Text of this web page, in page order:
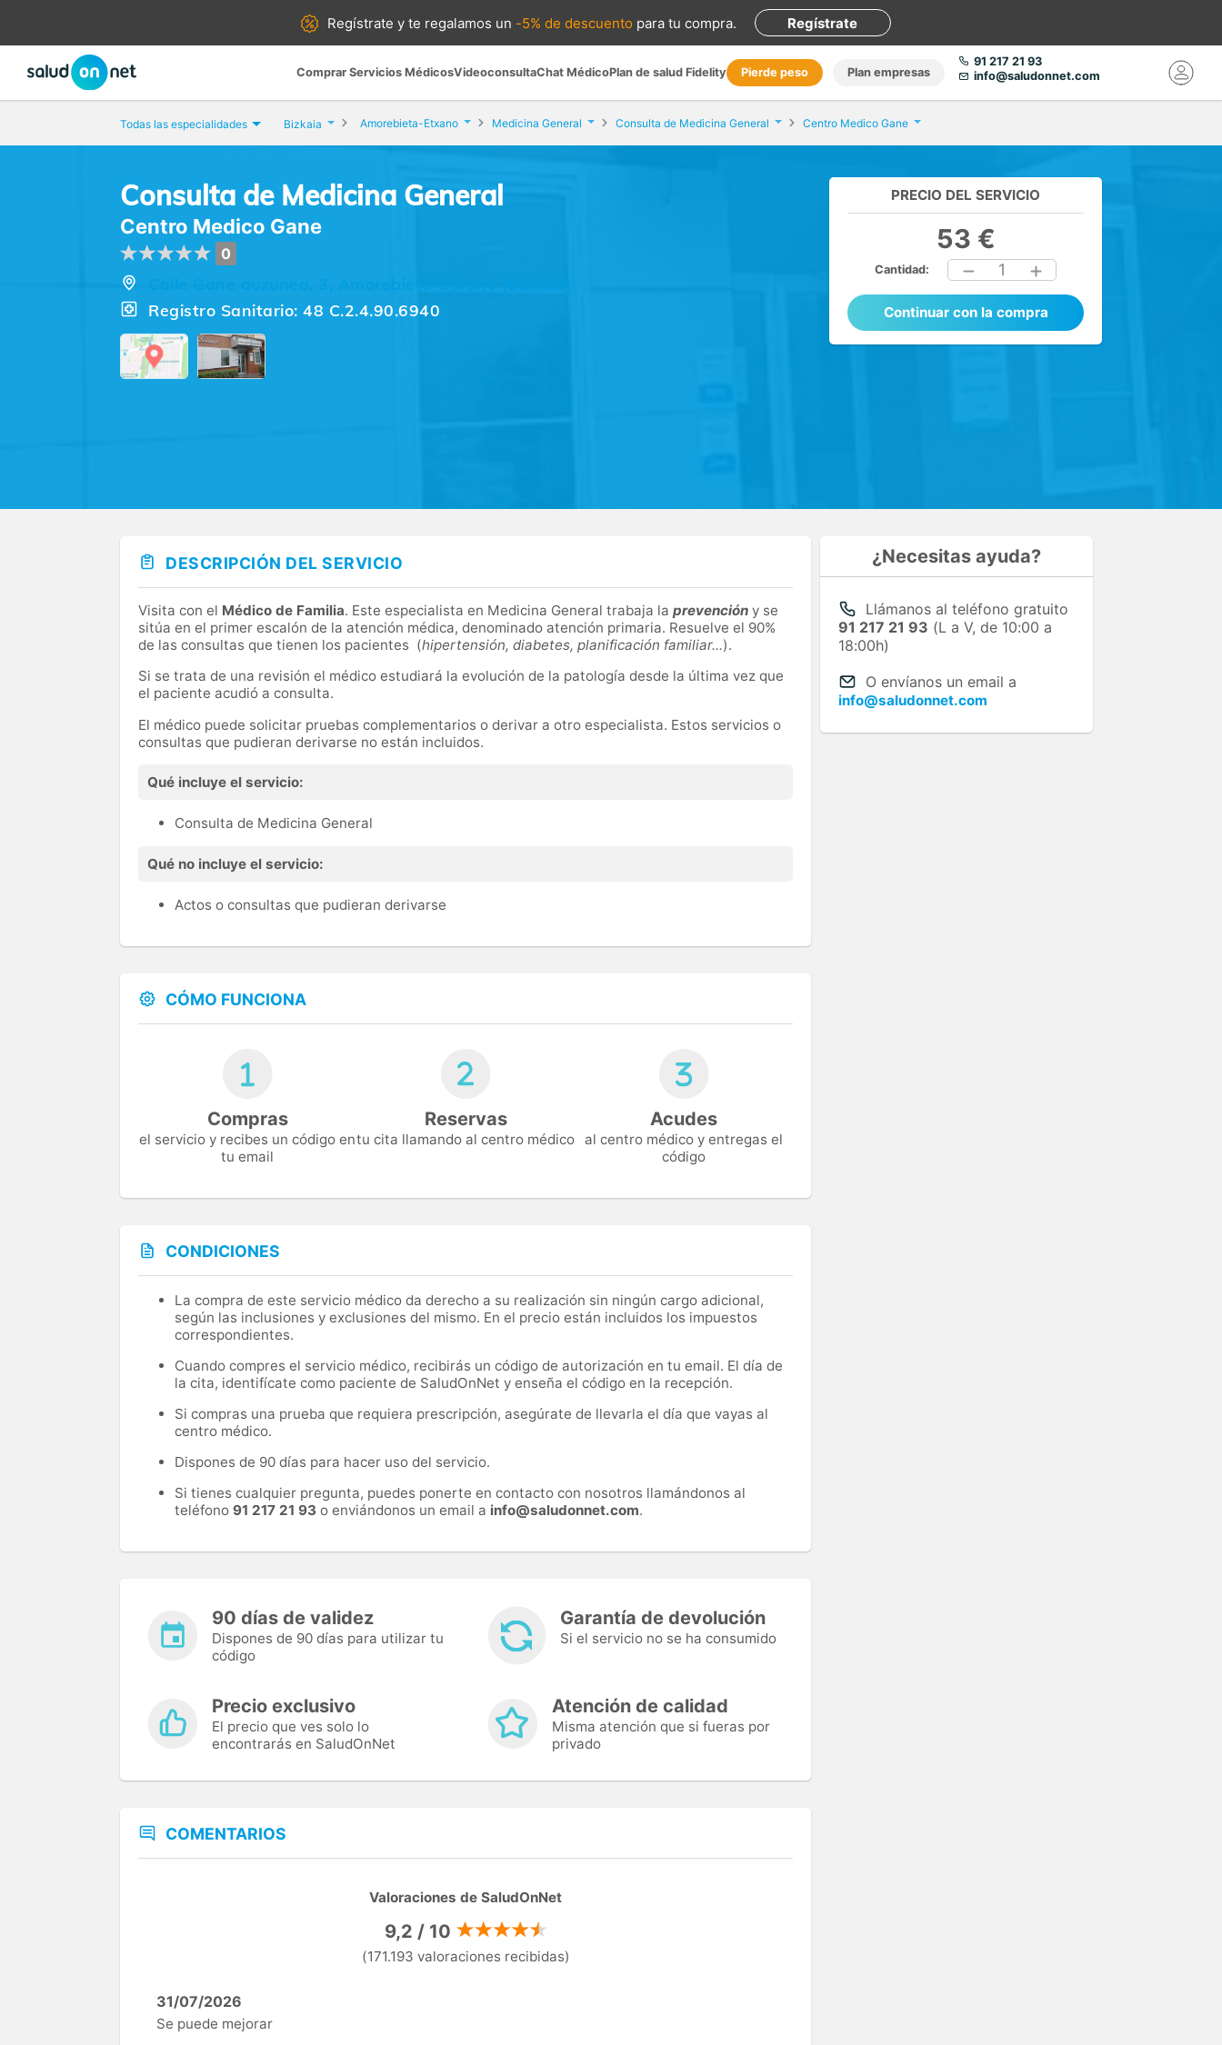
Regístrate yte regalamos un -5% de descuento para tu compra. Regístrate
Comprar Servicios MédicosVideoconsultaChat MédicoPlan de salud Fidelity Pierde peso Plan empresas
91 217 21 93
info@saludonnet.com
Todas las especialidades Bizkaia Amorebieta-Etxano Medicina General Consulta de Medicina General Centro Medico Gane
Consulta de Medicina General
Centro Medico Gane
0
Registro Sanitario: 48 C.2.4.90.6940
PRECIO DEL SERVICIO
53 €
Cantidad: 1
Continuar con la compra
DESCRIPCIÓN DEL SERVICIO
Visita con el Médico de Familia. Este especialista en Medicina General trabaja la prevención y se
sitúa en el primer escalón de la atención médica, denominado atención primaria. Resuelve el 90%
de las consultas que tienen los pacientes (hipertensión, diabetes, planificación familiar...).
Si se trata de una revisión el médico estudiará la evolución de la patología desde la última vez que
el paciente acudió a consulta.
El médico puede solicitar pruebas complementarios o derivar a otro especialista. Estos servicios o
consultas que pudieran derivarse no están incluidos.
Qué incluye el servicio:
Consulta de Medicina General
Qué no incluye el servicio:
Actos o consultas que pudieran derivarse
CÓMO FUNCIONA
Compras
el servicio y recibes un código en
tu email
Reservas
tu cita llamando al centro médico
Acudes
al centro médico y entregas el
código
CONDICIONES
La compra de este servicio médico da derecho a su realización sin ningún cargo adicional,
según las inclusiones y exclusiones del mismo. En el precio están incluidos los impuestos
correspondientes.
Cuando compres el servicio médico, recibirás un código de autorización en tu email. El día de
la cita, identifícate como paciente de SaludOnNet y enseña el código en la recepción.
Si compras una prueba que requiera prescripción, asegúrate de llevarla el día que vayas al
centro médico.
Dispones de 90 días para hacer uso del servicio.
Si tienes cualquier pregunta, puedes ponerte en contacto con nosotros llamándonos al
teléfono 91 217 21 93 o enviándonos un email a info@saludonnet.com.
90 días de validez
Dispones de 90 días para utilizar tu
código
Garantía de devolución
Si el servicio no se ha consumido
Precio exclusivo
El precio que ves solo lo
encontrarás en SaludOnNet
Atención de calidad
Misma atención que si fueras por
privado
COMENTARIOS
Valoraciones de SaludOnNet
9,2 / 10
(171.193 valoraciones recibidas)
31/07/2026
Se puede mejorar
¿Necesitas ayuda?
Llámanos al teléfono gratuito
91 217 21 93 (L a V, de 10:00 a
18:00h)
O envíanos un email a
info@saludonnet.com